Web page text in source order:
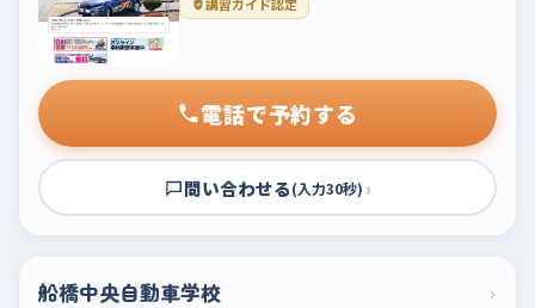
電話で予約する
問い合わせる(入力30秒) ›
船橋中央自動車学校 ›